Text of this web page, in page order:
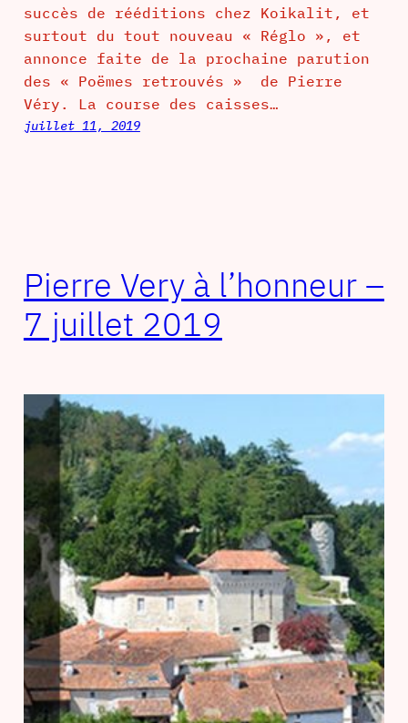
succès de rééditions chez Koikalit, et
surtout du tout nouveau « Réglo », et
annonce faite de la prochaine parution
des « Poëmes retrouvés » de Pierre
Véry. La course des caisses…
juillet 11, 2019
Pierre Very à l’honneur –
7 juillet 2019